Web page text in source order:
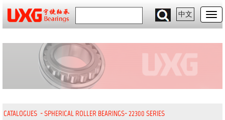
中文
CATALOGUES -SPHERICAL ROLLER BEARINGS-22300 SERIES